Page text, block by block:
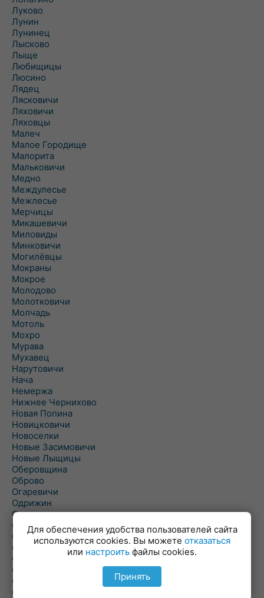
Луково
Лунин
Лунинец
Лысково
Лыще
Любищицы
Люсино
Лядец
Лясковичи
Ляховичи
Ляховцы
Малеч
Малое Городище
Малорита
Мальковичи
Медно
Междулесье
Межлесье
Мерчицы
Микашевичи
Миловиды
Минковичи
Могилёвцы
Мокраны
Мокрое
Молодово
Молотковичи
Молчадь
Мотоль
Мохро
Мурава
Мухавец
Нарутовичи
Нача
Немержа
Нижнее Чернихово
Новая Попина
Новицковичи
Новоселки
Новые Засимовичи
Новые Лыщицы
Оберовщина
Оброво
Огаревичи
Одрижин
Оздамичи
Озяты
Олтуш
Ольманы
Ольпень
Ольшаны
Омельная
Ополь
Для обеспечения удобства пользователей сайта
используются cookies. Вы можете отказаться
или настроить файлы cookies.
Принять